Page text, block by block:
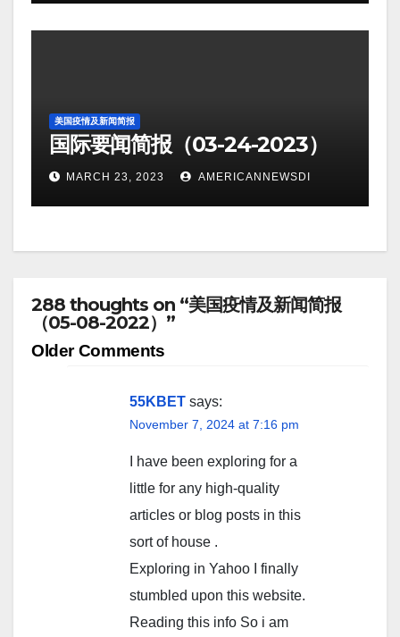
美国疫情及新闻简报
国际要闻简报（03-24-2023）
MARCH 23, 2023 AMERICANNEWSDI
288 thoughts on “美国疫情及新闻简报
（05-08-2022）”
Comment
Older Comments
55KBET says:
November 7, 2024 at 7:16 pm
I have been exploring for a
little for any high-quality
articles or blog posts in this
sort of house .
Exploring in Yahoo I finally
stumbled upon this website.
Reading this info So i am